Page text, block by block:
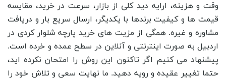
وقت و هزینه، ارایه دید کلی از بازار، سرعت در خرید، مقایسه
قیمت ها و کیفیت برندها با یکدیگر، ارسال سریع بار و دریافت
مشاوره و غیره. همگی از مزیت های خرید پارچه شلوار کردی در
اردبیل به صورت اینترنتی و آنلاین در سطح عمده و خرده است.
پیشنهاد می کنیم اگر تاکنون این روش را امتحان نکرده اید،
حتما تغییر عقیده و رویه دهید. ما نهایت سعی و تلاش خود را